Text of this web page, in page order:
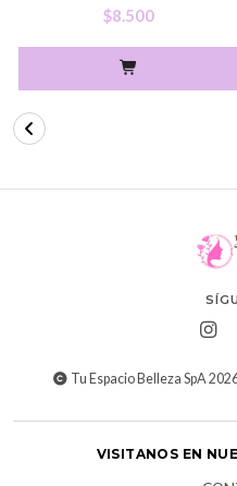
$8.500
Tu Espacio Belleza SpA
VISITANOS EN